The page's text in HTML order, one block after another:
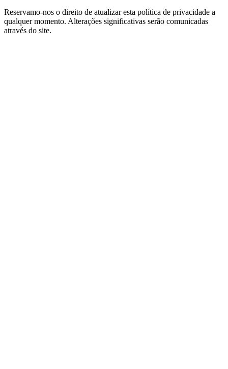
Reservamo-nos o direito de atualizar esta política de privacidade a
qualquer momento. Alterações significativas serão comunicadas
através do site.